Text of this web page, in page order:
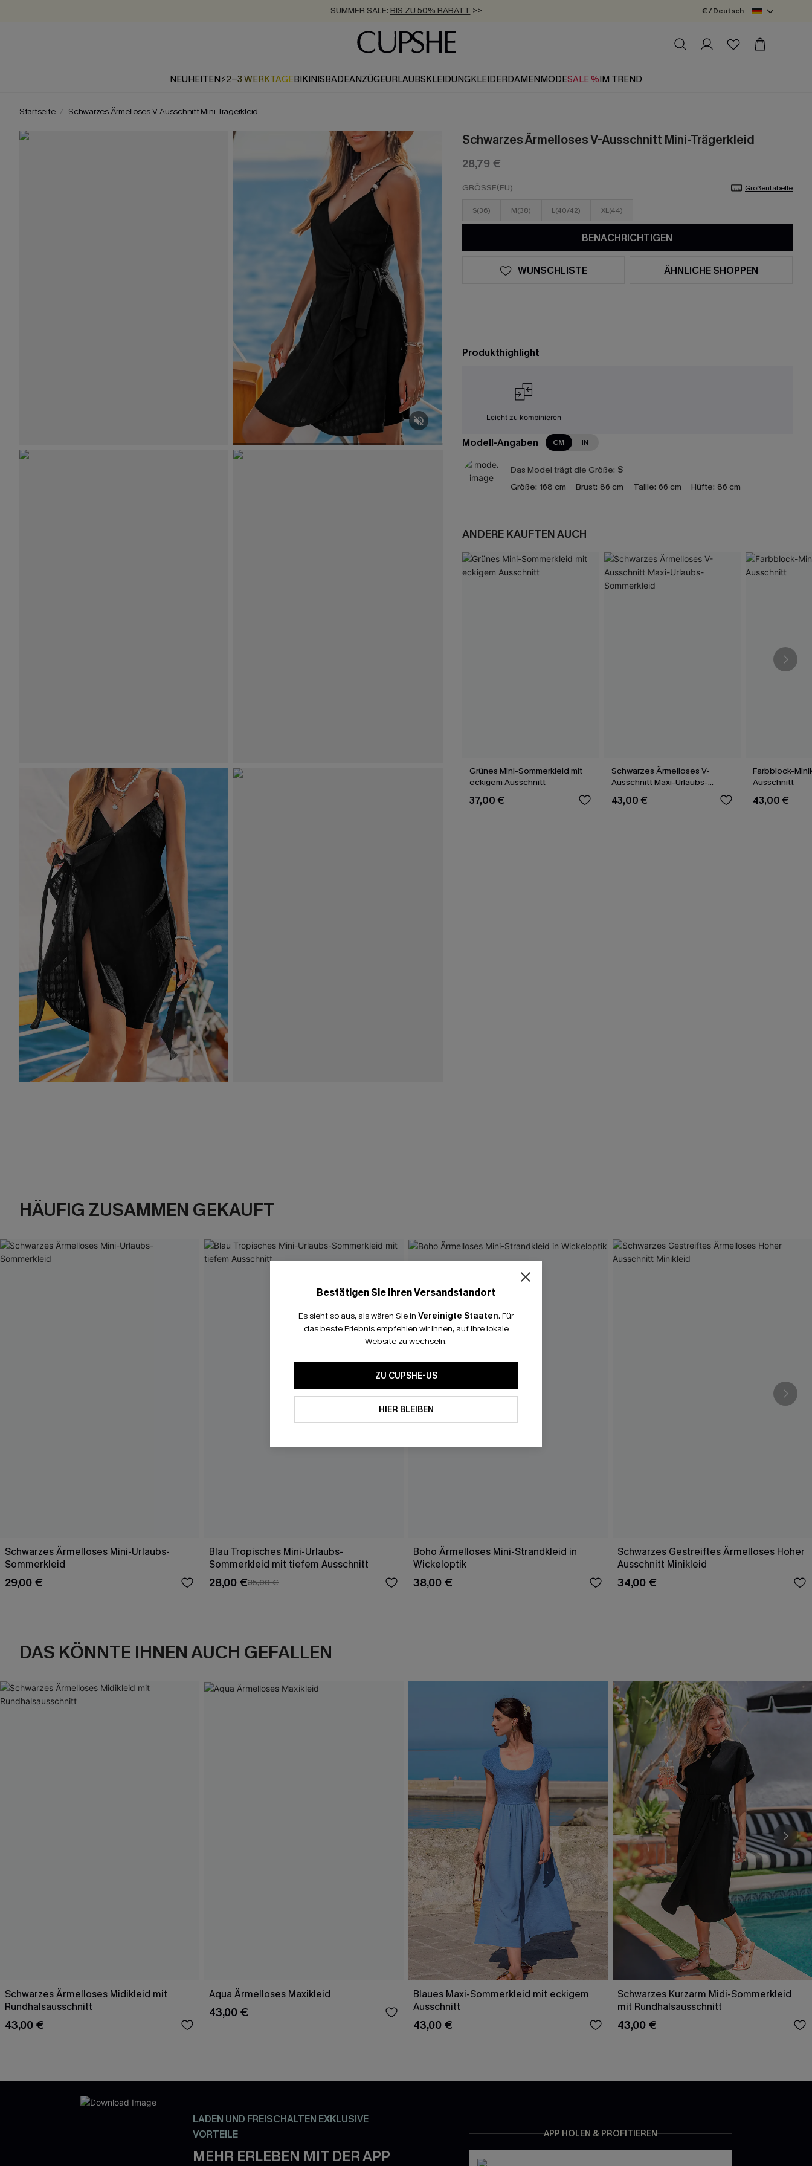
SUMMER SALE: BIS ZU 50% RABATT >>
ZUM NEWSLETTER:BIS ZU -20% EXTRA ERHALTEN
KOSTENLOSER VERSAND AB 89 €
€ / Deutsch
NEUHEITEN⚡2-3 WERKTAGEBIKINISBADEANZÜGEURLAUBSKLEIDUNGKLEIDERDAMENMODESALE %IM TREND
Startseite Schwarzes Ärmelloses V-Ausschnitt Mini-Trägerkleid
Schwarzes Ärmelloses V-Ausschnitt Mini-Trägerkleid
28,79 €
GRÖSSE(EU) Größentabelle
S(36) M(38) L(40/42) XL(44)
BENACHRICHTIGEN
WUNSCHLISTE ÄHNLICHE SHOPPEN
Produkthighlight
Leicht zu kombinieren
Modell-Angaben CM IN
Das Model trägt die Größe: S
Größe: 168 cm Brust: 86 cm Taille: 66 cm Hüfte: 86 cm
ANDERE KAUFTEN AUCH
Grünes Mini-Sommerkleid mit
eckigem Ausschnitt
37,00 €
Schwarzes Ärmelloses V-
Ausschnitt Maxi-Urlaubs-
Sommerkleid
43,00 €
Farbblock-
Ausschnitt
43,00 €
HÄUFIG ZUSAMMEN GEKAUFT
Schwarzes Ärmelloses Mini-Urlaubs-
Sommerkleid
29,00 €
Blau Tropisches Mini-Urlaubs-
Sommerkleid mit tiefem Ausschnitt
28,00 €35,00 €
Boho Ärmelloses Mini-Strandkleid in
Wickeloptik
38,00 €
Schwarzes Gestreiftes Ärmelloses Hoher
Ausschnitt Minikleid
34,00 €
DAS KÖNNTE IHNEN AUCH GEFALLEN
Schwarzes Ärmelloses Midikleid mit
Rundhalsausschnitt
43,00 €
Aqua Ärmelloses Maxikleid
43,00 €
Blaues Maxi-Sommerkleid mit eckigem
Ausschnitt
43,00 €
Schwarzes Kurzarm Midi-Sommerkleid
mit Rundhalsausschnitt
43,00 €
LADEN UND FREISCHALTEN EXKLUSIVE
VORTEILE
MEHR ERLEBEN MIT DER APP
APP HOLEN & PROFITIEREN
Bestätigen Sie Ihren Versandstandort
Es sieht so aus, als wären Sie in Vereinigte Staaten. Für
das beste Erlebnis empfehlen wir Ihnen, auf Ihre lokale
Website zu wechseln.
ZU CUPSHE-US
HIER BLEIBEN